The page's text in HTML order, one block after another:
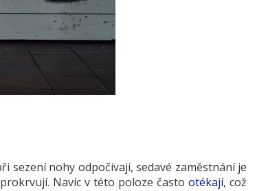
sezení nohy odpočívají, sedavé zaměstnání je
Navíc v této poloze často otékají, což